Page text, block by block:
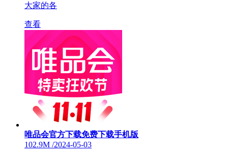
大家的各
查看
唯品会官方下载免费下载手机版
102.9M /2024-05-03